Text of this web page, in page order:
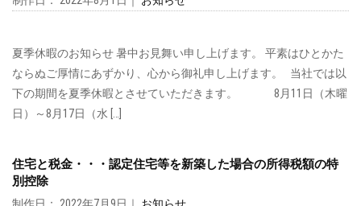
夏季休暇のお知らせ 暑中お見舞い申し上げます。 平素はひとかた
ならぬご厚情にあずかり、心から御礼申し上げます。 当社では以
下の期間を夏季休暇とさせていただきます。 8月11日（木曜
日）～8月17日（水 […]
住宅と税金・・・認定住宅等を新築した場合の所得税額の特
別控除